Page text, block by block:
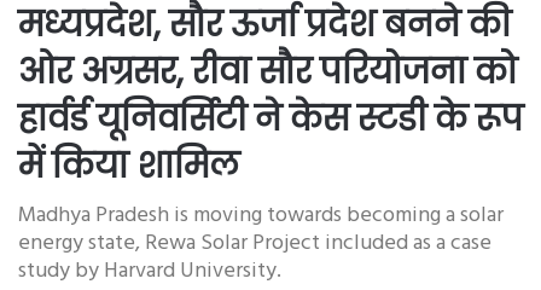
मध्यप्रदेश, सौर ऊर्जा प्रदेश बनने की
ओर अग्रसर, रीवा सौर परियोजना को
हार्वर्ड यूनिवर्सिटी ने केस स्टडी के रूप
में किया शामिल
Madhya Pradesh is moving towards becoming a solar
energy state, Rewa Solar Project included as a case
study by Harvard University.